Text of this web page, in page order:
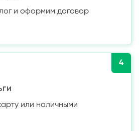
и оформим договор
4
или наличными